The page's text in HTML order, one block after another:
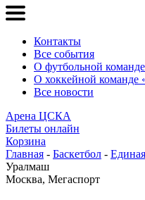
Контакты
Все события
О футбольной
О хоккейной
Все новости
Арена ЦСКА
Билеты онлайн
Корзина
Главная - Баскетбол -
Уралмаш
Москва, Мегаспорт